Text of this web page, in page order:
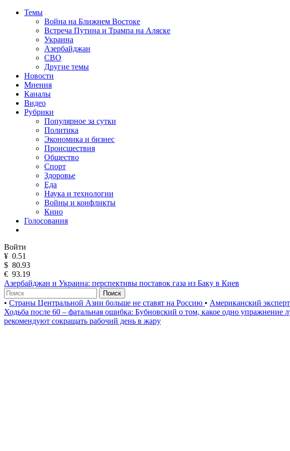
Темы
Война на Ближнем Востоке
Встреча Путина и Трампа на Аляске
Украина
Азербайджан
СВО
Другие темы
Новости
Мнения
Каналы
Видео
Рубрики
Популярное за сутки
Политика
Экономика и бизнес
Происшествия
Общество
Спорт
Здоровье
Еда
Наука и технологии
Войны и конфликты
Кино
Голосования
Войти
¥ 0.51
$ 80.93
€ 93.19
Азербайджан и Украина: перспективы поставок газа из Баку в Киев
Поиск
• Страны Центральной Азии больше не ставят на Россию • Американский
Ходьба после 60 – фатальная ошибка: Бубновский о том, какое одно упражнение
рекомендуют сокращать рабочий день в жару